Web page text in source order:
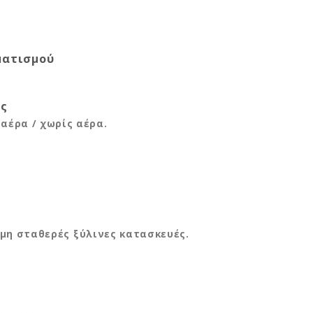
/ χωρίς αέρα.
σταθερές ξύλινες κατασκευές.